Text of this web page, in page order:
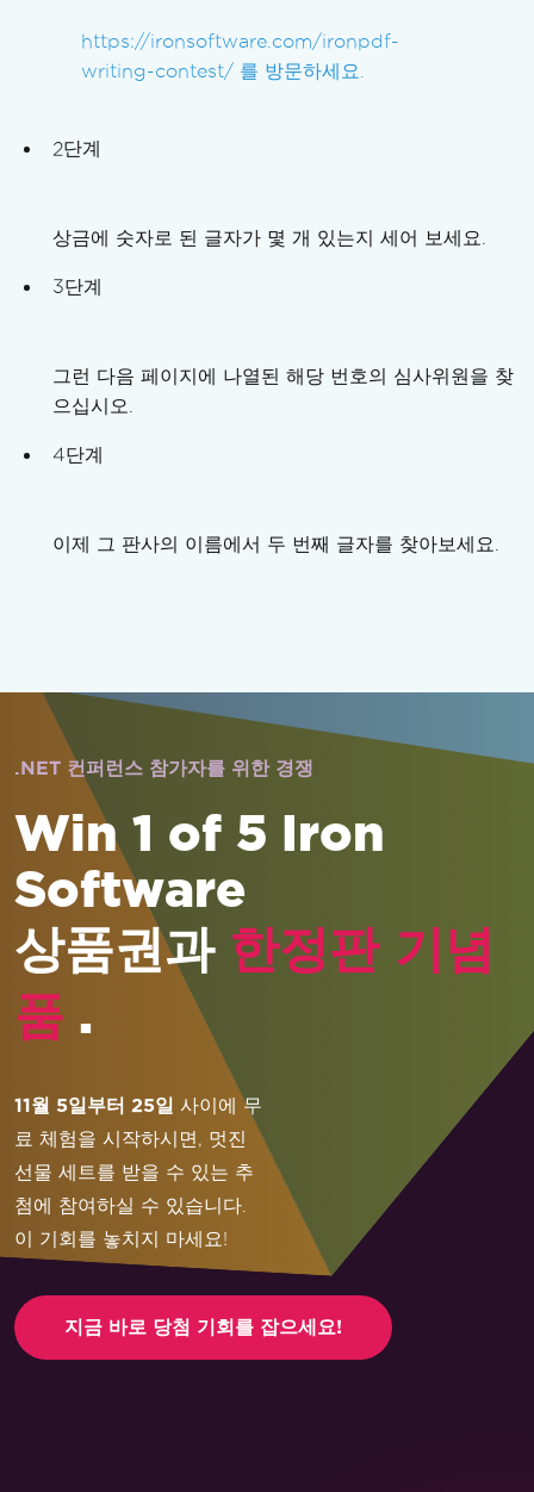
https://ironsoftware.com/ironpdf-
writing-contest/ 를 방문하세요.
2단계
상금에 숫자로 된 글자가 몇 개 있는지 세어 보세요.
3단계
그런 다음 페이지에 나열된 해당 번호의 심사위원을 찾
으십시오.
4단계
이제 그 판사의 이름에서 두 번째 글자를 찾아보세요.
.NET 컨퍼런스 참가자를 위한 경쟁
Win 1 of 5 Iron
Software
상품권과 한정판 기념
품 .
11월 5일부터 25일 사이에 무
료 체험을 시작하시면, 멋진
선물 세트를 받을 수 있는 추
첨에 참여하실 수 있습니다.
이 기회를 놓치지 마세요!
지금 바로 당첨 기회를 잡으세요!